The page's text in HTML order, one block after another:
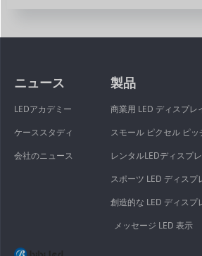
製品
商業用 LED ディスプレ
スモール ピクセル ピッ
レンタルLEDディスプ
スポーツ LED ディスプ
創造的な LED ディスプ
メッセージ LED 表示
ニュース
LEDアカデミー
ケーススタディ
会社のニュース